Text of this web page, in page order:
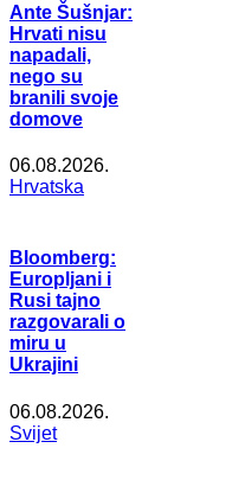
Ante Šušnjar:
Hrvati nisu
napadali,
nego su
branili svoje
domove
06.08.2026.
Hrvatska
Bloomberg:
Europljani i
Rusi tajno
razgovarali o
miru u
Ukrajini
06.08.2026.
Svijet